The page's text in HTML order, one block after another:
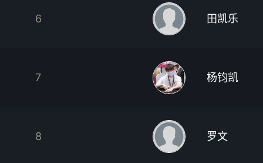
6 田凯乐
7 杨钧凯
8 罗文